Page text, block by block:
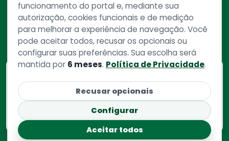
Redes Sociais
o cadastro da instituição no
Sistema e-Mec
funcionamento do portal e, mediante sua
autorização, cookies funcionais e de medição
para melhorar a experiência de navegação. Você
pode aceitar todos, recusar os opcionais ou
configurar suas preferências. Sua escolha será
mantida por 6 meses. Política de Privacidade.
Recusar opcionais
Configurar
Aceitar todos